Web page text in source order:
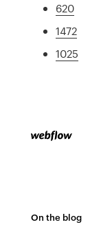
620
1472
1025
On the blog